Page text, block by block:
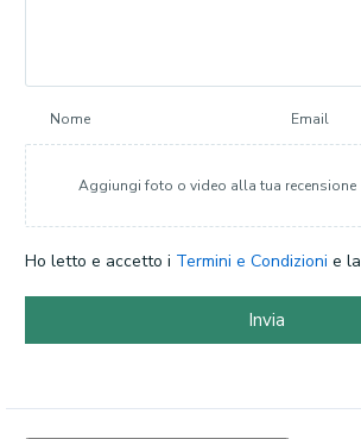
Nome Email
Aggiungi foto o video alla tua recensione
Ho letto e accetto i Termini e Condizioni e la
Invia